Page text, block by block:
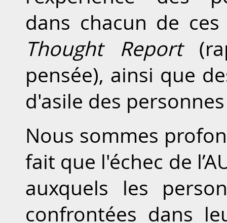
dans chacun de
Thought Report
pensée), ainsi que
d'asile des
Nous sommes
fait que l'échec de
auxquels les
confrontées dans